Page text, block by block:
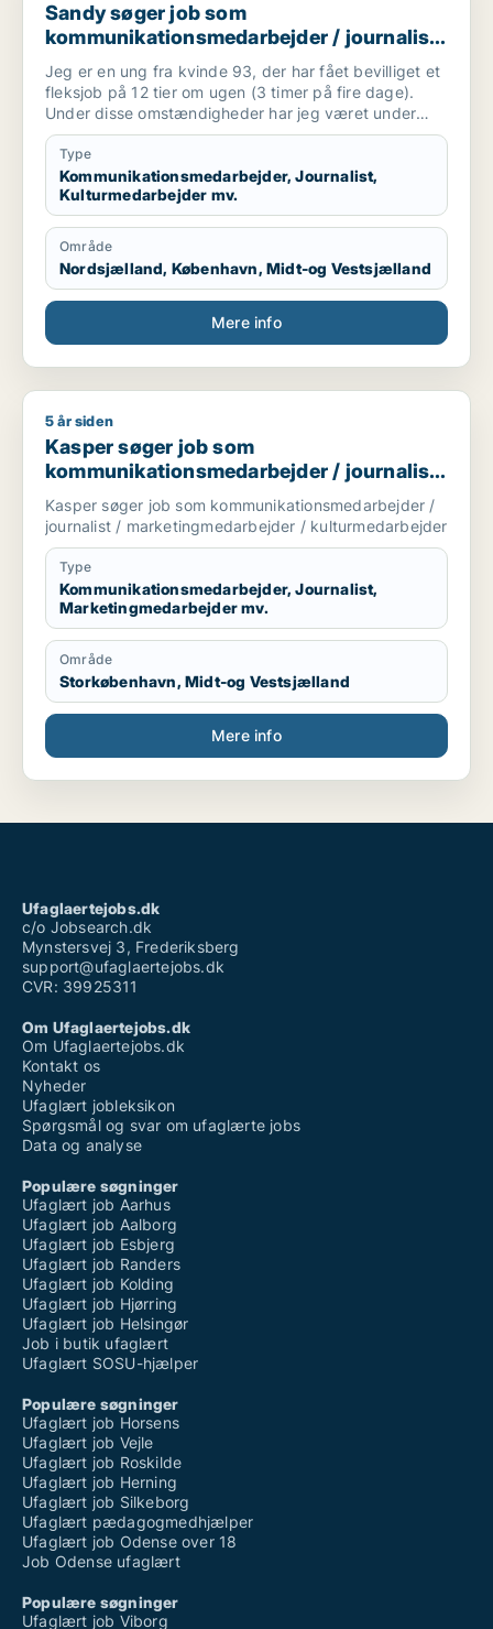
Sandy søger job som
kommunikationsmedarbejder / journalist
/ kulturmedarbejder / kreativ medarbejder
/ konsulent
Jeg er en ung fra kvinde 93, der har fået bevilliget et
fleksjob på 12 tier om ugen (3 timer på fire dage).
Under disse omstændigheder har jeg været under
psykisk sårbarhed udfra borderline diagnosen - og er
i et ståsted nu, hvor jeg ønsker at agere som
peermedarbejder fx i psykiatrien eller på en kommune
(værested, jobcafe el. andet).
Type
Kommunikationsmedarbejder, Journalist,
Kulturmedarbejder mv.
Område
Nordsjælland, København, Midt-og Vestsjælland
Mere info
Kasper søger job som kommunikationsmedarbejder /
5 år siden
Kasper søger job som
kommunikationsmedarbejder / journalist
/ marketingmedarbejder /
kulturmedarbejder
Kasper søger job som kommunikationsmedarbejder /
journalist / marketingmedarbejder / kulturmedarbejder
Type
Kommunikationsmedarbejder, Journalist,
Marketingmedarbejder mv.
Område
Storkøbenhavn, Midt-og Vestsjælland
Mere info
Ufaglaertejobs.dk
c/o Jobsearch.dk
Mynstersvej 3, Frederiksberg
support@ufaglaertejobs.dk
CVR: 39925311
Om Ufaglaertejobs.dk
Om Ufaglaertejobs.dk
Kontakt os
Nyheder
Ufaglært jobleksikon
Spørgsmål og svar om ufaglærte jobs
Data og analyse
Populære søgninger
Ufaglært job Aarhus
Ufaglært job Aalborg
Ufaglært job Esbjerg
Ufaglært job Randers
Ufaglært job Kolding
Ufaglært job Hjørring
Ufaglært job Helsingør
Job i butik ufaglært
Ufaglært SOSU-hjælper
Populære søgninger
Ufaglært job Horsens
Ufaglært job Vejle
Ufaglært job Roskilde
Ufaglært job Herning
Ufaglært job Silkeborg
Ufaglært pædagogmedhjælper
Ufaglært job Odense over 18
Job Odense ufaglært
Populære søgninger
Ufaglært job Viborg